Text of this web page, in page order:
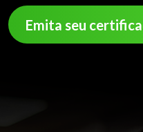
Emita seu